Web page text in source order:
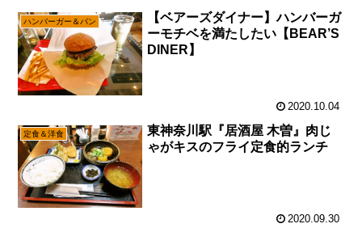
ハンバーガー＆パン
【ベアーズダイナー】ハンバーガ
ーモチベを満たしたい【BEAR’S
DINER】
2020.10.04
定食＆洋食
東神奈川駅『居酒屋 木曽』肉じ
ゃがキスのフライ定食的ランチ
2020.09.30